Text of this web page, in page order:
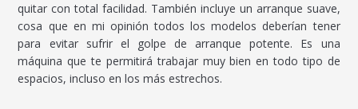
quitar con total facilidad. También incluye un arranque suave,
cosa que en mi opinión todos los modelos deberían tener
para evitar sufrir el golpe de arranque potente. Es una
máquina que te permitirá trabajar muy bien en todo tipo de
espacios, incluso en los más estrechos.